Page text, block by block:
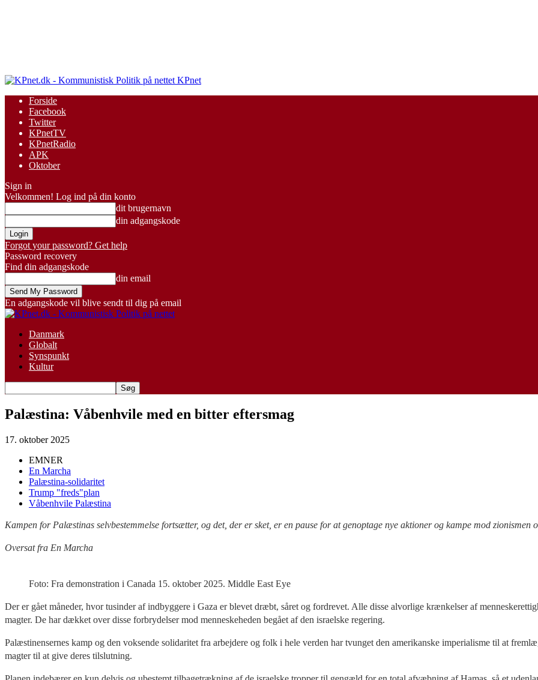
KPnet
Forside
Facebook
Twitter
KPnetTV
KPnetRadio
APK
Oktober
Sign in
Velkommen! Log ind på din konto
dit brugernavn
din adgangskode
Forgot your password? Get help
Password recovery
Find din adgangskode
din email
En adgangskode vil blive sendt til dig på email
Danmark
Globalt
Synspunkt
Kultur
Palæstina: Våbenhvile med en bitter eftersmag
17. oktober 2025
EMNER
En Marcha
Palæstina-solidaritet
Trump "freds"plan
Våbenhvile Palæstina
Kampen for Palæstinas selvbestemmelse fortsætter, og det, der er sket, er en pause for at genoptage nye aktioner og kampe mod zionismen
Oversat fra En Marcha
Foto: Fra demonstration i Canada 15. oktober 2025. Middle East Eye
Der er gået måneder, hvor tusinder af indbyggere i Gaza er blevet dræbt, såret og fordrevet. Alle disse alvorlige krænkelser af
magter. De har dækket over disse forbrydelser mod menneskeheden begået af den israelske regering.
Palæstinensernes kamp og den voksende solidaritet fra arbejdere og folk i hele verden har tvunget den amerikanske imperialisme til at
magter til at give deres tilslutning.